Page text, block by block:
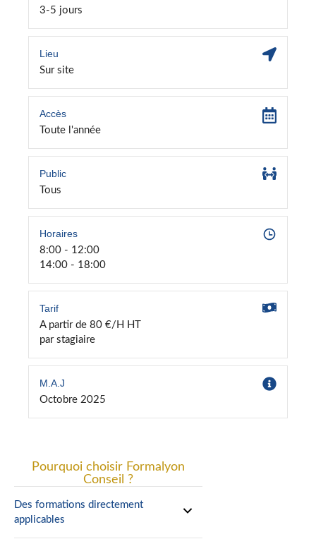
3-5 jours
Lieu
Sur site
Accès
Toute l'année
Public
Tous
Horaires
8:00 - 12:00
14:00 - 18:00
Tarif
A partir de 80 €/H HT
par stagiaire
M.A.J
Octobre 2025
Pourquoi choisir Formalyon
Conseil ?
Des formations directement
applicables